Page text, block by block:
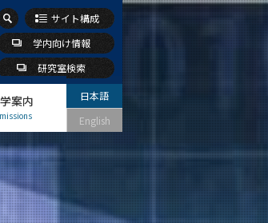
サイト構成
学内向け情報
研究室検索
案内
日本語
English